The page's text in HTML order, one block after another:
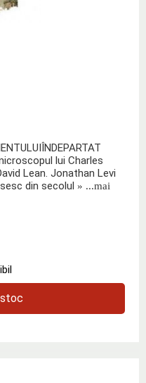
lui Charles
Lean. Jonathan Levi
din secolul » ...mai